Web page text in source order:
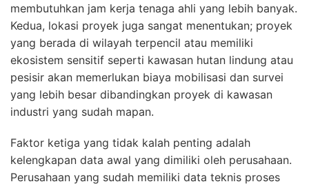
membutuhkan jam kerja tenaga ahli yang lebih banyak.
Kedua, lokasi proyek juga sangat menentukan; proyek
yang berada di wilayah terpencil atau memiliki
ekosistem sensitif seperti kawasan hutan lindung atau
pesisir akan memerlukan biaya mobilisasi dan survei
yang lebih besar dibandingkan proyek di kawasan
industri yang sudah mapan.
Faktor ketiga yang tidak kalah penting adalah
kelengkapan data awal yang dimiliki oleh perusahaan.
Perusahaan yang sudah memiliki data teknis proses